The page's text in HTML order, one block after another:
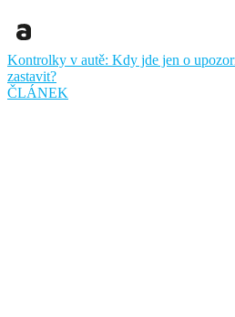
Kontrolky v autě: Kdy jde jen o
zastavit?
ČLÁNEK